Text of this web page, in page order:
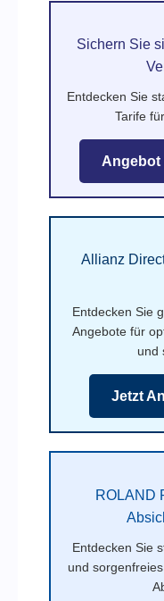
Sichern Sie
Entdecken Sie
Tarife
Angebot
Allianz
Entdecken Sie
Angebote für
und
Jetzt
ROLAND
Entdecken Sie
und